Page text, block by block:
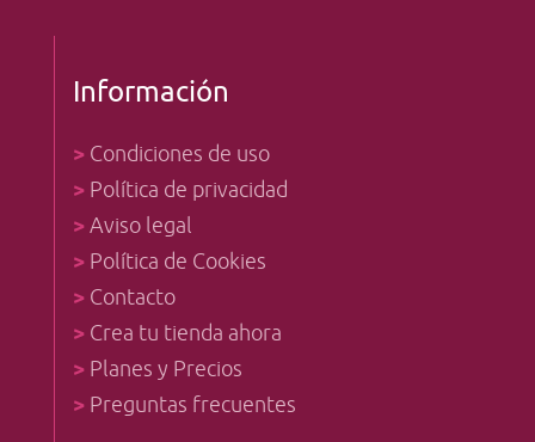
Información
> Condiciones de uso
> Política de privacidad
>Aviso legal
> Política de Cookies
> Contacto
> Crea tu tienda ahora
> Planes y Precios
> Preguntas frecuentes